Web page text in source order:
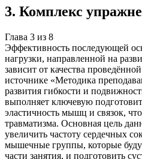
3. Комплекс
Глава 3 из 8
Эффективность последующей
нагрузки, направленной на
зависит от качества
источнике «Методика
развития гибкости и
выполняет ключевую
эластичность мышц и связок,
травматизма. Основная цель
увеличить частоту сердечных
мышечные группы, которые
части занятия, и подготовить